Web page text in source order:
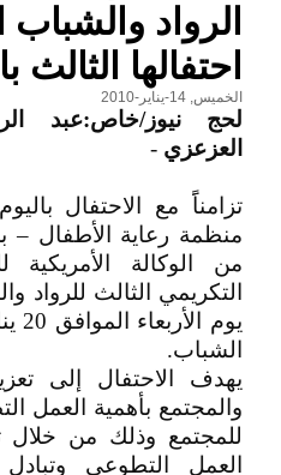
الرواد
احتفالها الثالث
الخميس, 14-يناير-2010
لحج نيوز/خاص:عبد
العزعزي -
تزامناًَ مع الاحتفال
منظمة رعاية الأطفال –
من الوكالة الأمريكية
التكريمي الثالث للرواد
الشباب.
يهدف الاحتفال إلى
والمجتمع بأهمية العمل
للمجتمع وذلك من
العمل التطوعي